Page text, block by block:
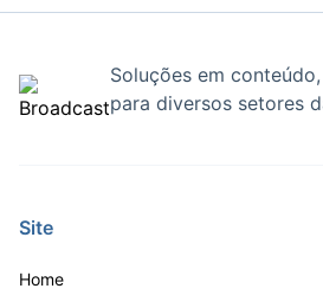
Soluções em
para diversos setores
Site
Home